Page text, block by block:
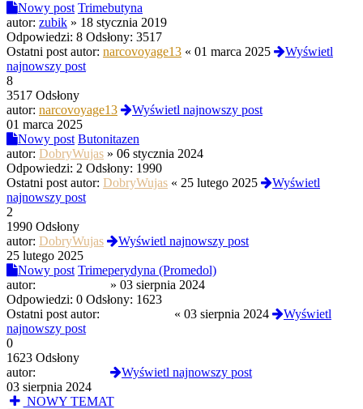
Nowy post Trimebutyna
autor: zubik » 18 stycznia 2019
Odpowiedzi: 8 Odsłony: 3517
Ostatni post autor: narcovoyage13 « 01 marca 2025
Wyświetl
najnowszy post
8
3517 Odsłony
autor: narcovoyage13
Wyświetl najnowszy post
01 marca 2025
Nowy post Butonitazen
autor: DobryWujas » 06 stycznia 2024
Odpowiedzi: 2 Odsłony: 1990
Ostatni post autor: DobryWujas « 25 lutego 2025
Wyświetl
najnowszy post
2
1990 Odsłony
autor: DobryWujas
Wyświetl najnowszy post
25 lutego 2025
Nowy post Trimeperydyna (Promedol)
autor:
» 03 sierpnia 2024
Odpowiedzi: 0 Odsłony: 1623
Ostatni post autor:
« 03 sierpnia 2024
Wyświetl
najnowszy post
0
1623 Odsłony
autor:
Wyświetl najnowszy post
03 sierpnia 2024
NOWY TEMAT